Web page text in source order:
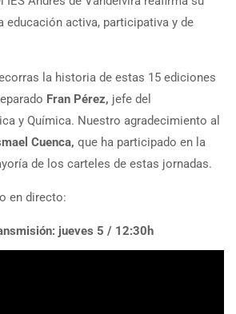
educación activa, participativa y de
la historia de estas 15 ediciones
Fran Pérez, jefe del
y Química. Nuestro agradecimiento al
Cuenca, que ha participado en la
de los carteles de estas jornadas.
en directo:
jueves 5 / 12:30h